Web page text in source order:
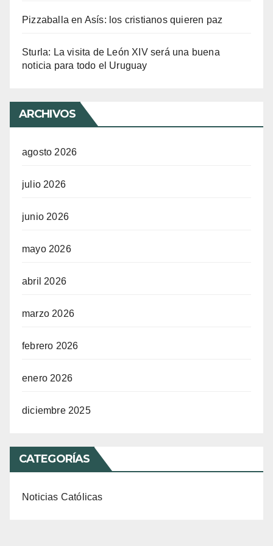
Pizzaballa en Asís: los cristianos quieren paz
Sturla: La visita de León XIV será una buena
noticia para todo el Uruguay
ARCHIVOS
agosto 2026
julio 2026
junio 2026
mayo 2026
abril 2026
marzo 2026
febrero 2026
enero 2026
diciembre 2025
CATEGORÍAS
Noticias Católicas